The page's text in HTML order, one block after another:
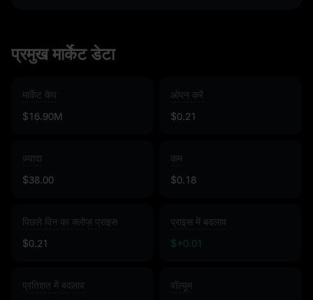
प्रमुख मार्केट डेटा
मार्केट कैप
$16.90M
ओपन करें
$0.21
ज़्यादा
$38.00
कम
$0.18
पिछले दिन का क्लोज़ प्राइस
$0.21
प्राइस में बदलाव
$+0.01
प्रतिशत में बदलाव
वॉल्यूम